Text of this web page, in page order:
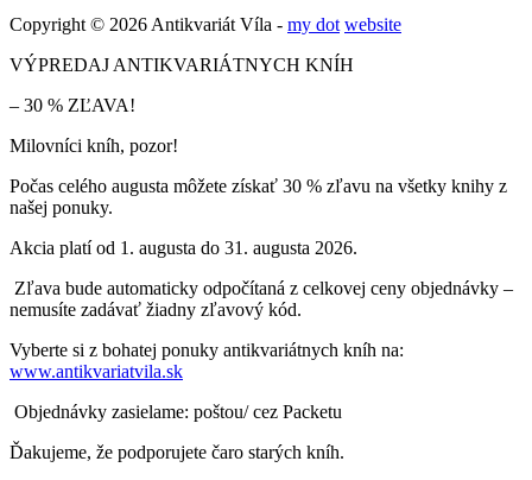
Copyright © 2026 Antikvariát Víla - my dot website
VÝPREDAJ ANTIKVARIÁTNYCH KNÍH
– 30 % ZĽAVA!
Milovníci kníh, pozor!
Počas celého augusta môžete získať 30 % zľavu na všetky knihy z
našej ponuky.
Akcia platí od 1. augusta do 31. augusta 2026.
Zľava bude automaticky odpočítaná z celkovej ceny objednávky –
nemusíte zadávať žiadny zľavový kód.
Vyberte si z bohatej ponuky antikvariátnych kníh na:
www.antikvariatvila.sk
Objednávky zasielame: poštou/ cez Packetu
Ďakujeme, že podporujete čaro starých kníh.